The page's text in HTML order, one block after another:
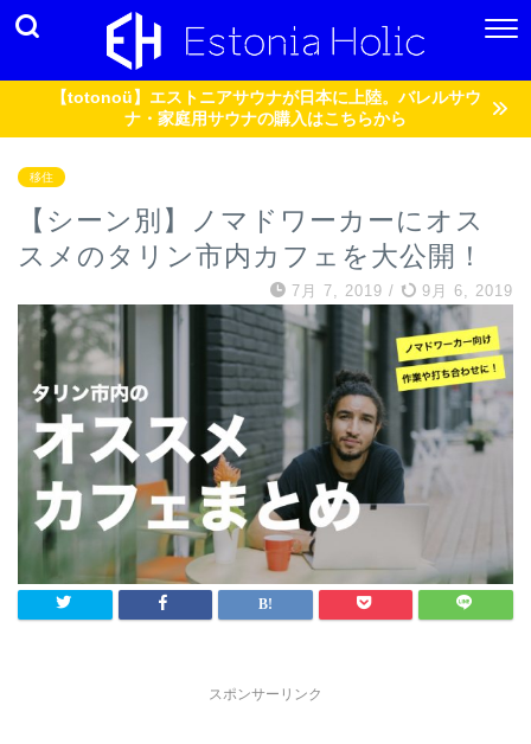
【totonoü】エストニアサウナが日本に上陸。バレルサウ
ナ・家庭用サウナの購入はこちらから
移住
【シーン別】ノマドワーカーにオス
スメのタリン市内カフェを大公開！
7月 7, 2019 / 9月 6, 2019
スポンサーリンク